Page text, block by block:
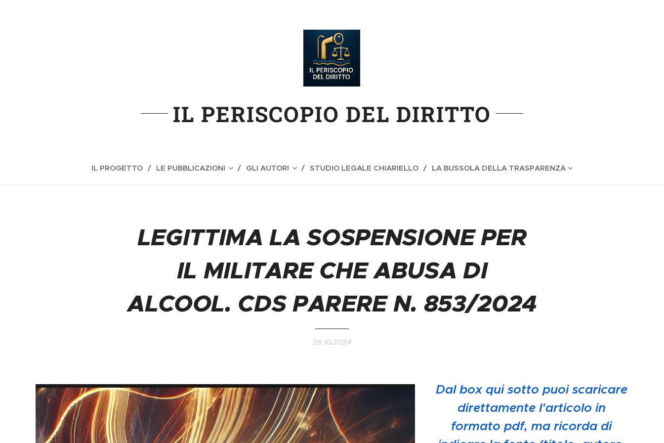
IL PERISCOPIO DEL DIRITTO
IL PROGETTO LE PUBBLICAZIONI GLI AUTORI STUDIO LEGALE CHIARIELLO LA BUSSOLA DELLA TRASPARENZA
LEGITTIMA LA SOSPENSIONE PER
IL MILITARE CHE ABUSA DI
ALCOOL. CDS PARERE N. 853/2024
26.10.2024
Dal box qui sotto puoi scaricare
direttamente l'articolo in
formato pdf, ma ricorda di